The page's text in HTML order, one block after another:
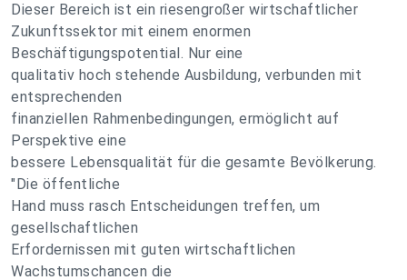
Dieser Bereich ist ein riesengroßer wirtschaftlicher
Zukunftssektor mit einem enormen
Beschäftigungspotential. Nur eine
qualitativ hoch stehende Ausbildung, verbunden mit
entsprechenden
finanziellen Rahmenbedingungen, ermöglicht auf
Perspektive eine
bessere Lebensqualität für die gesamte Bevölkerung.
"Die öffentliche
Hand muss rasch Entscheidungen treffen, um
gesellschaftlichen
Erfordernissen mit guten wirtschaftlichen
Wachstumschancen die